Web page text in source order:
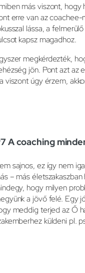
más viszont, hogy
erre van az
lássa, a
kapsz magadhoz.
megkérdezték,
jön. Pont azt az
viszont úgy érzem,
A coaching
sajnos, ez így nem
– más
hogy milyen
a jövő felé. Egy
meddig terjed az Ő
küldeni pl.